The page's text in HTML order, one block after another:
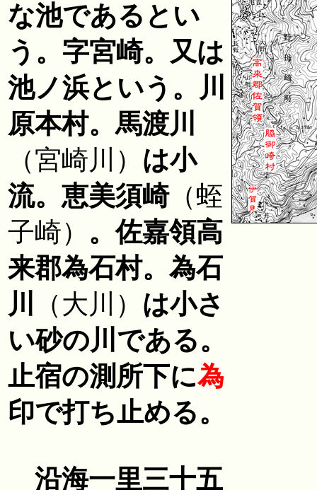
な池であるとい
う。字宮崎。又は
池ノ浜という。川
原本村。馬渡川
（宮崎川） は小
流。恵美須崎（蛭
子崎） 。佐嘉領高
来郡為石村。為石
川
（大川） は小さ
い砂の川である。
止宿の測所下に為
印で打ち止める。
沿海一里三十五